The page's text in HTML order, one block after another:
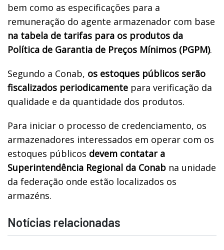
bem como as especificações para a
remuneração do agente armazenador com base
na tabela de tarifas para os produtos da
Política de Garantia de Preços Mínimos (PGPM).
Segundo a Conab, os estoques públicos serão
fiscalizados periodicamente para verificação da
qualidade e da quantidade dos produtos.
Para iniciar o processo de credenciamento, os
armazenadores interessados em operar com os
estoques públicos devem contatar a
Superintendência Regional da Conab na unidade
da federação onde estão localizados os
armazéns.
Notícias relacionadas